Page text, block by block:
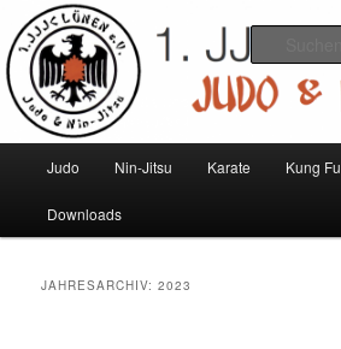
primären
Inhalt
springen
sekundären
Inhalt
springen1. JJJC Lünen e.V.
Judo und Ninjitsu
Judo Nin-Jitsu Karate Kung Fu
Downloads
JAHRESARCHIV:2023